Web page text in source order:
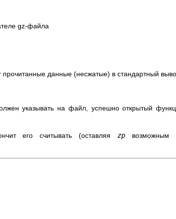
gz-файла
данные (несжатые) в стандартный
указывать на файл, успешно открытый
его считывать (оставляя zp возможным